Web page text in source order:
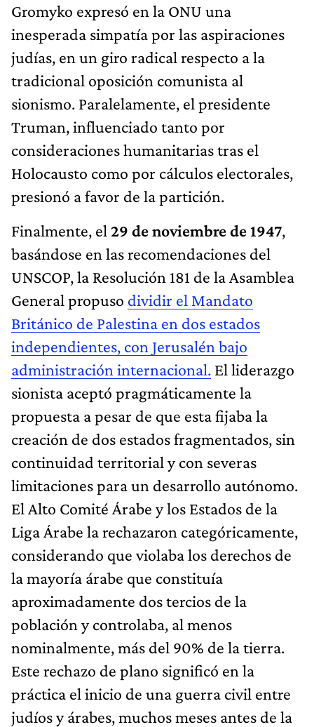
Gromyko expresó en la ONU una
inesperada simpatía por las aspiraciones
judías, en un giro radical respecto a la
tradicional oposición comunista al
sionismo. Paralelamente, el presidente
Truman, influenciado tanto por
consideraciones humanitarias tras el
Holocausto como por cálculos electorales,
presionó a favor de la partición.
Finalmente, el 29 de noviembre de 1947,
basándose en las recomendaciones del
UNSCOP, la Resolución 181 de la Asamblea
General propuso dividir el Mandato
Británico de Palestina en dos estados
independientes, con Jerusalén bajo
administración internacional. El liderazgo
sionista aceptó pragmáticamente la
propuesta a pesar de que esta fijaba la
creación de dos estados fragmentados, sin
continuidad territorial y con severas
limitaciones para un desarrollo autónomo.
El Alto Comité Árabe y los Estados de la
Liga Árabe la rechazaron categóricamente,
considerando que violaba los derechos de
la mayoría árabe que constituía
aproximadamente dos tercios de la
población y controlaba, al menos
nominalmente, más del 90% de la tierra.
Este rechazo de plano significó en la
práctica el inicio de una guerra civil entre
judíos y árabes, muchos meses antes de la